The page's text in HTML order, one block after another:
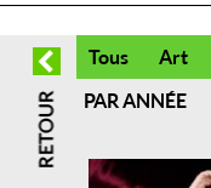
Tous Art
PAR ANNÉE